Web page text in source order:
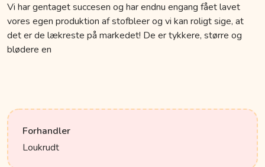
Vi har gentaget succesen og har endnu engang fået lavet
vores egen produktion af stofbleer og vi kan roligt sige, at
det er de lækreste på markedet! De er tykkere, større og
blødere en
Forhandler
Loukrudt